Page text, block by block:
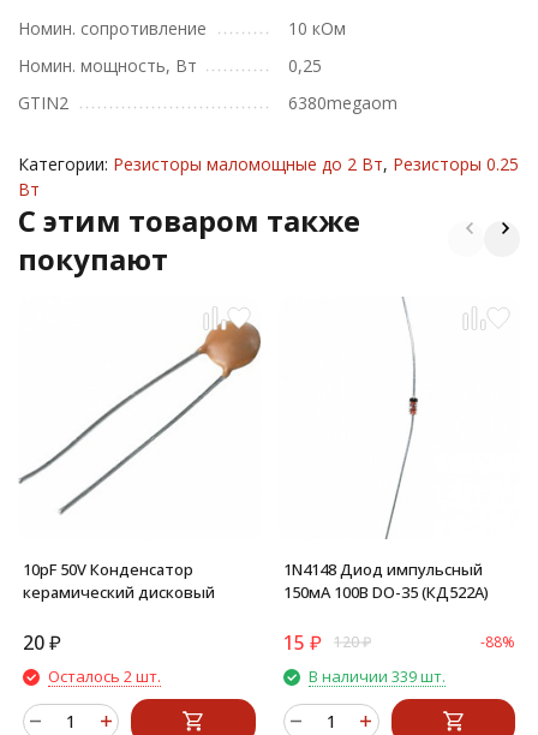
Номин. сопротивление
10 кОм
Номин. мощность, Вт
0,25
GTIN2
6380megaom
Категории: Резисторы маломощные до 2 Вт, Резисторы 0.25
Вт
C этим товаром также
покупают
10pF 50V Конденсатор
керамический дисковый
20₽
Осталось 2 шт.
1N4148 Диод импульсный
150мА 100В DO-35 (КД522А)
15 ₽ 120₽ -88%
В наличии 339 шт.